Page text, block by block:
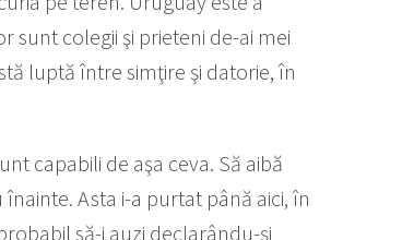
sunt colegii şi prieteni de-ai mei
luptă între simţire şi datorie, în
capabili de aşa ceva. Să aibă
Asta i-a purtat până aici, în
să-i auzi declarându-şi